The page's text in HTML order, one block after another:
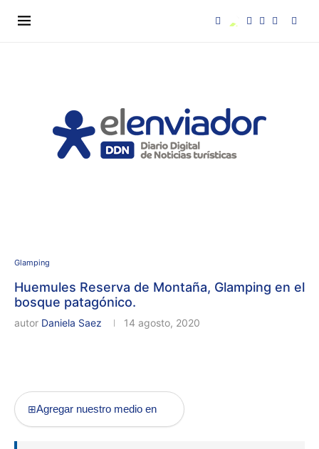
Glamping
Huemules Reserva de Montaña, Glamping en el
bosque patagónico.
autor Daniela Saez 14 agosto, 2020
⊞Agregar nuestro medio en